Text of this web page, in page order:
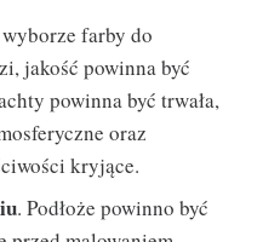
farby do
jakość powinna być
powinna być trwała,
oraz
kryjące.
. Podłoże powinno być